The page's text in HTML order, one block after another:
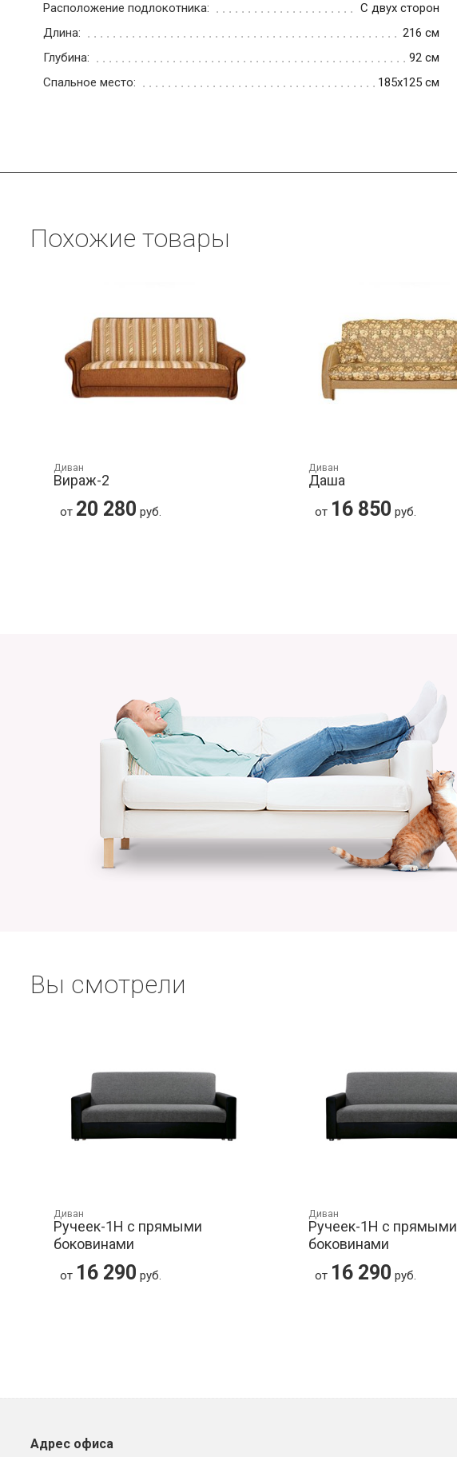
Расположение подлокотника:
С двух сторон
Длина:
216 см
Глубина:
92 см
Спальное место:
185x125 см
Похожие товары
Диван
Вираж-2
от 20 280 руб.
Диван
Даша
от 16 850 руб.
Вы смотрели
Диван
Ручеек-1Н с прямыми
боковинами
от 16 290 руб.
Диван
Ручеек-1Н с прямыми
боковинами
от 16 290 руб.
Адрес офиса